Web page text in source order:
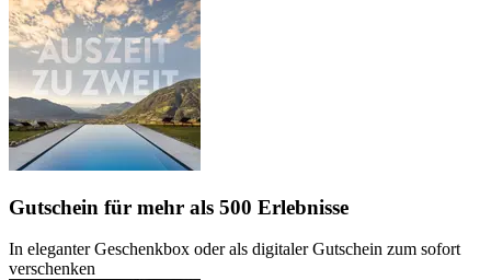
Gutschein für mehr als 500 Erlebnisse
In eleganter Geschenkbox oder als digitaler Gutschein zum sofort
verschenken